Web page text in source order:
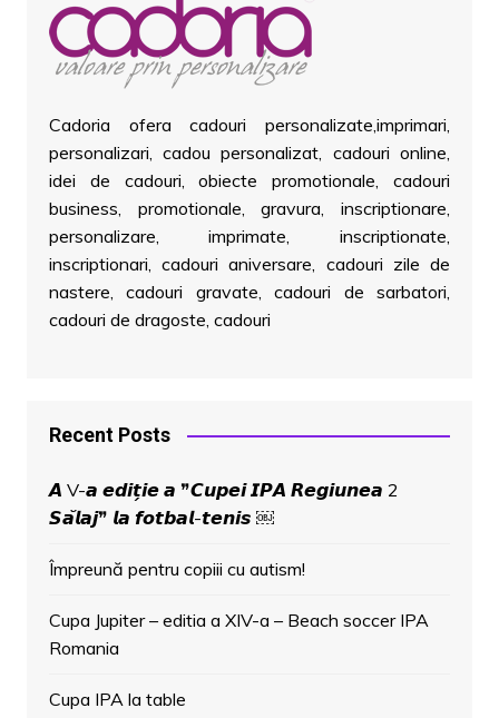
Cadoria ofera cadouri personalizate,imprimari,
personalizari, cadou personalizat, cadouri online,
idei de cadouri, obiecte promotionale, cadouri
business, promotionale, gravura, inscriptionare,
personalizare, imprimate, inscriptionate,
inscriptionari, cadouri aniversare, cadouri zile de
nastere, cadouri gravate, cadouri de sarbatori,
cadouri de dragoste, cadouri
Recent Posts
𝘼 V-𝙖 𝙚𝙙𝙞𝙩̗𝙞𝙚 𝙖 ❞𝘾𝙪𝙥𝙚𝙞 𝙄𝙋𝘼 𝙍𝙚𝙜𝙞𝙪𝙣𝙚𝙖 2
𝙎𝙖̆𝙡𝙖𝙟❞ 𝙡𝙖 𝙛𝙤𝙩𝙗𝙖𝙡-𝙩𝙚𝙣𝙞𝙨 ￼
Împreună pentru copiii cu autism!
Cupa Jupiter – editia a XIV-a – Beach soccer IPA
Romania
Cupa IPA la table